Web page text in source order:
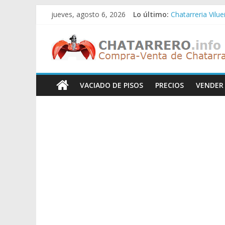
Saltar
contenido
jueves, agosto 6, 2026 Lo último: Chatarreria
Chatarreria
Chatarreria
Chatarreros
–
Precio
VACIADO DE PISOS PRECIOS